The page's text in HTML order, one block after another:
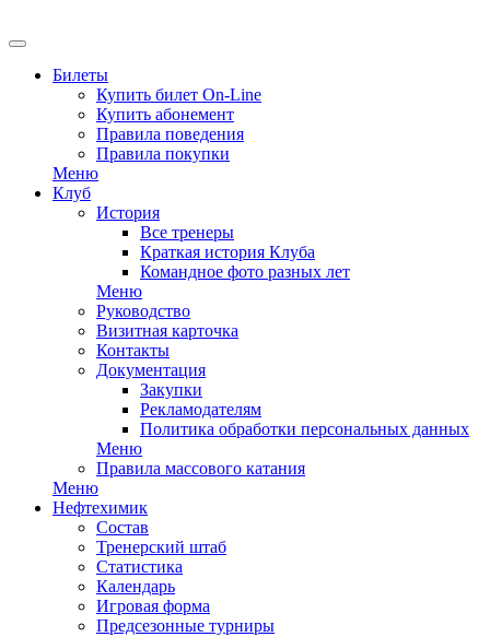
Билеты
Купить билет On-Line
Купить абонемент
Правила поведения
Правила покупки
Меню
Клуб
История
Все тренеры
Краткая история Клуба
Командное фото разных лет
Меню
Руководство
Визитная карточка
Контакты
Документация
Закупки
Рекламодателям
Политика обработки персональных данных
Меню
Правила массового катания
Меню
Нефтехимик
Состав
Тренерский штаб
Статистика
Календарь
Игровая форма
Предсезонные турниры